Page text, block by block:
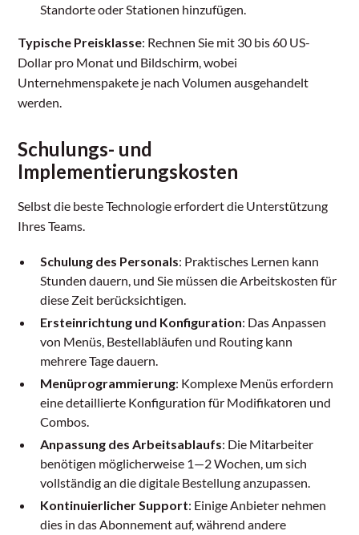
Standorte oder Stationen hinzufügen.
Typische Preisklasse: Rechnen Sie mit 30 bis 60 US-
Dollar pro Monat und Bildschirm, wobei
Unternehmenspakete je nach Volumen ausgehandelt
werden.
Schulungs- und
Implementierungskosten
Selbst die beste Technologie erfordert die Unterstützung
Ihres Teams.
Schulung des Personals: Praktisches Lernen kann
Stunden dauern, und Sie müssen die Arbeitskosten für
diese Zeit berücksichtigen.
Ersteinrichtung und Konfiguration: Das Anpassen
von Menüs, Bestellabläufen und Routing kann
mehrere Tage dauern.
Menüprogrammierung: Komplexe Menüs erfordern
eine detaillierte Konfiguration für Modifikatoren und
Combos.
Anpassung des Arbeitsablaufs: Die Mitarbeiter
benötigen möglicherweise 1—2 Wochen, um sich
vollständig an die digitale Bestellung anzupassen.
Kontinuierlicher Support: Einige Anbieter nehmen
dies in das Abonnement auf, während andere